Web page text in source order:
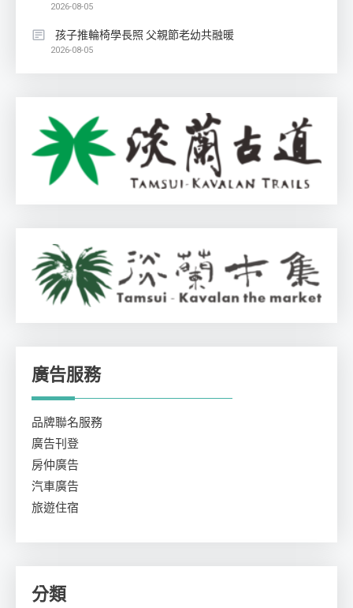
2026-08-05
孩子推輪椅學長照 父親節老幼共融暖
2026-08-05
廣告服務
品牌聯名服務
廣告刊登
房仲廣告
汽車廣告
旅遊住宿
分類